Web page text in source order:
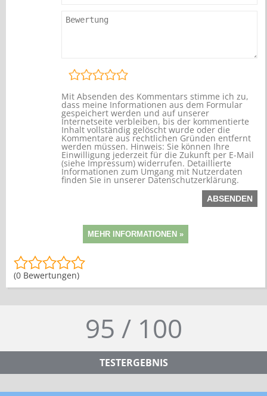
Mit Absenden des Kommentars stimme ich zu,
dass meine Informationen aus dem Formular
gespeichert werden und auf unserer
Internetseite verbleiben, bis der kommentierte
Inhalt vollständig gelöscht wurde oder die
Kommentare aus rechtlichen Gründen entfernt
werden müssen. Hinweis: Sie können Ihre
Einwilligung jederzeit für die Zukunft per E-Mail
(siehe Impressum) widerrufen. Detaillierte
Informationen zum Umgang mit Nutzerdaten
finden Sie in unserer Datenschutzerklärung.
(0 Bewertungen)
95 / 100
TESTERGEBNIS